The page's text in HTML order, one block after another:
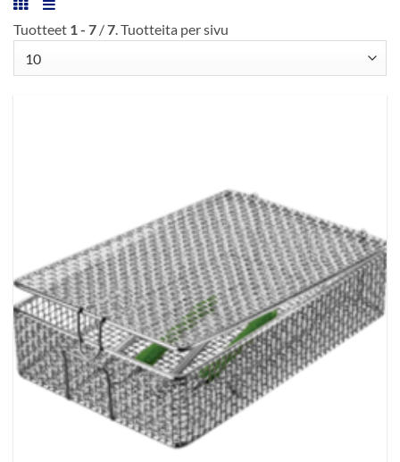
Tuotteet 1 - 7 /7. Tuotteita per sivu